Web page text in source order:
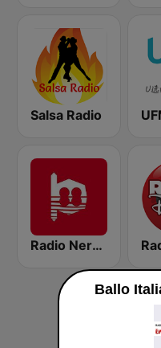
Salsa Radio
Radio Nervion
Ballo